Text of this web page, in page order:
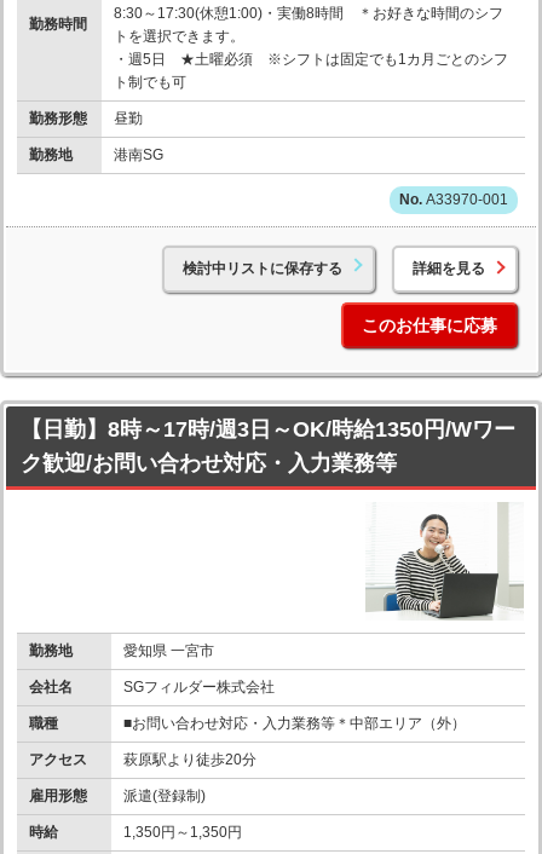
勤務時間
8:30～17:30(休憩1:00)・実働8時間 ＊お好きな時間のシフ
トを選択できます。
・週5日 ★土曜必須 ※シフトは固定でも1カ月ごとのシフ
ト制でも可
勤務形態 昼勤
勤務地 港南SG
A33970-001
検討中リストに保存する 詳細を見る
このお仕事に応募
【日勤】8時～17時/週3日～OK/時給1350円/Wワー
ク歓迎/お問い合わせ対応・入力業務等
勤務地 愛知県 一宮市
会社名 SGフィルダー株式会社
職種 ■お問い合わせ対応・入力業務等＊中部エリア（外）
アクセス 萩原駅より徒歩20分
雇用形態 派遣(登録制)
時給 1,350円～1,350円